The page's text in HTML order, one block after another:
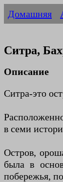
Домашняя
Ситра,
Описание
Ситра-это
в семи
Остров,
была в
побережья,